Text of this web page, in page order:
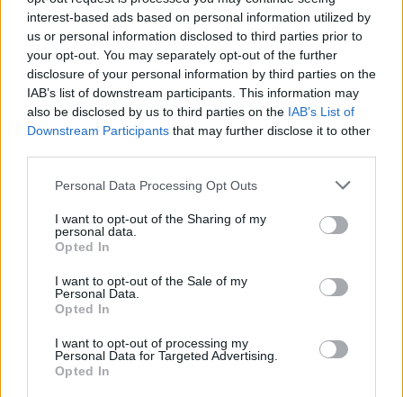
interest-based ads based on personal information utilized by
us or personal information disclosed to third parties prior to
your opt-out. You may separately opt-out of the further
disclosure of your personal information by third parties on the
IAB’s list of downstream participants. This information may
also be disclosed by us to third parties on the IAB’s List of
Downstream Participants that may further disclose it to other
Personal Data Processing Opt Outs
I want to opt-out of the Sharing of my
personal data.
Opted In
I want to opt-out of the Sale of my
Personal Data.
Opted In
I want to opt-out of processing my
Personal Data for Targeted Advertising.
Opted In